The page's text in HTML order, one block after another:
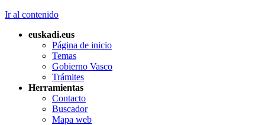
Ir al contenido
euskadi.eus
Página de inicio
Temas
Gobierno Vasco
Trámites
Herramientas
Contacto
Buscador
Mapa web